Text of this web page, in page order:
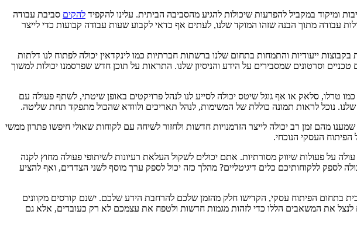
במקביל להפרעות שיכולות להגיע מהסביבה הביתית. עלינו להקפיד להקים סביבת עבודה
עבודה מתוך הבנה שזהו המוקד שלנו, לעתים אף כדאי לקבוע שעות עבודה קבועות כדי לייצר
ייעודיות והתמחות בתחום שלנו ברשתות חברתיות כמו לינקדאין יכולה לפתוח לנו דלתות
וסרטונים שמסבירים על הידע והניסיון שלנו. התראות על תוכן חדש שפרסמנו יכולות למשוך
טרלו, סלאק או אף גוגל שיטס יכולה לסייע לנו לנהל פרויקטים באופן שיטתי, לשתף פעולה עם
נוכל לראות תמונה כוללת של המשימות, לנהל תאריכים ולוודא שהכול מתפקד תחת שליטה.
מהם זמן רב יכולה לייצר הזדמנויות חדשות ולחזור לשיחה עם לקוחות שאולי חיפשו פתרון ממשי
העסקי הנוכחי.
פעולות שיווק מסורתיות. אתם יכולים לשקול העלאת רעיונות לשיתופי פעולה מחוץ לקנה
ללקוחותיכם כלים דיגיטליים? מהלך כזה יכול לספק ערך מוסף לשני הצדדים, ואף להציע
בתחום הפיתוח עסקי, הקדישו חלק מהזמן שלכם להרחבת הידע שלכם. ישנם קורסים מקוונים
לנצל את המשאבים הללו כדי לזהות מגמות חדשות ולטפח את עצמכם לא רק כעובדים, אלא גם